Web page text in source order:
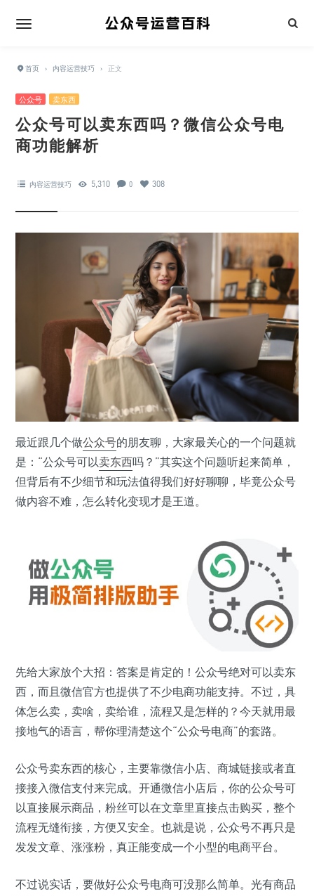
首页 › 内容运营技巧 › 正文
公众号 卖东西
公众号可以卖东西吗？微信公众号电
商功能解析
内容运营技巧 5,310 0 308
最近跟几个做公众号的朋友聊，大家最关心的一个问题就
是：“公众号可以卖东西吗？”其实这个问题听起来简单，
但背后有不少细节和玩法值得我们好好聊聊，毕竟公众号
做内容不难，怎么转化变现才是王道。
先给大家放个大招：答案是肯定的！公众号绝对可以卖东
西，而且微信官方也提供了不少电商功能支持。不过，具
体怎么卖，卖啥，卖给谁，流程又是怎样的？今天就用最
接地气的语言，帮你理清楚这个“公众号电商”的套路。
公众号卖东西的核心，主要靠微信小店、商城链接或者直
接接入微信支付来完成。开通微信小店后，你的公众号可
以直接展示商品，粉丝可以在文章里直接点击购买，整个
流程无缝衔接，方便又安全。也就是说，公众号不再只是
发发文章、涨涨粉，真正能变成一个小型的电商平台。
不过说实话，要做好公众号电商可没那么简单。光有商品